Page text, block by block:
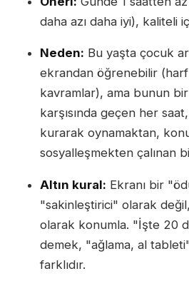
daha azı daha iyi), kaliteli
Neden: Bu yaşta çocuk
ekrandan öğrenebilir
kavramlar), ama bunun
karşısında geçen her
kurarak oynamaktan,
sosyalleşmekten çalınan
Altın kural: Ekranı bir
"sakinleştirici" olarak
olarak konumla. "İşte 20
demek, "ağlama, al
farklıdır.